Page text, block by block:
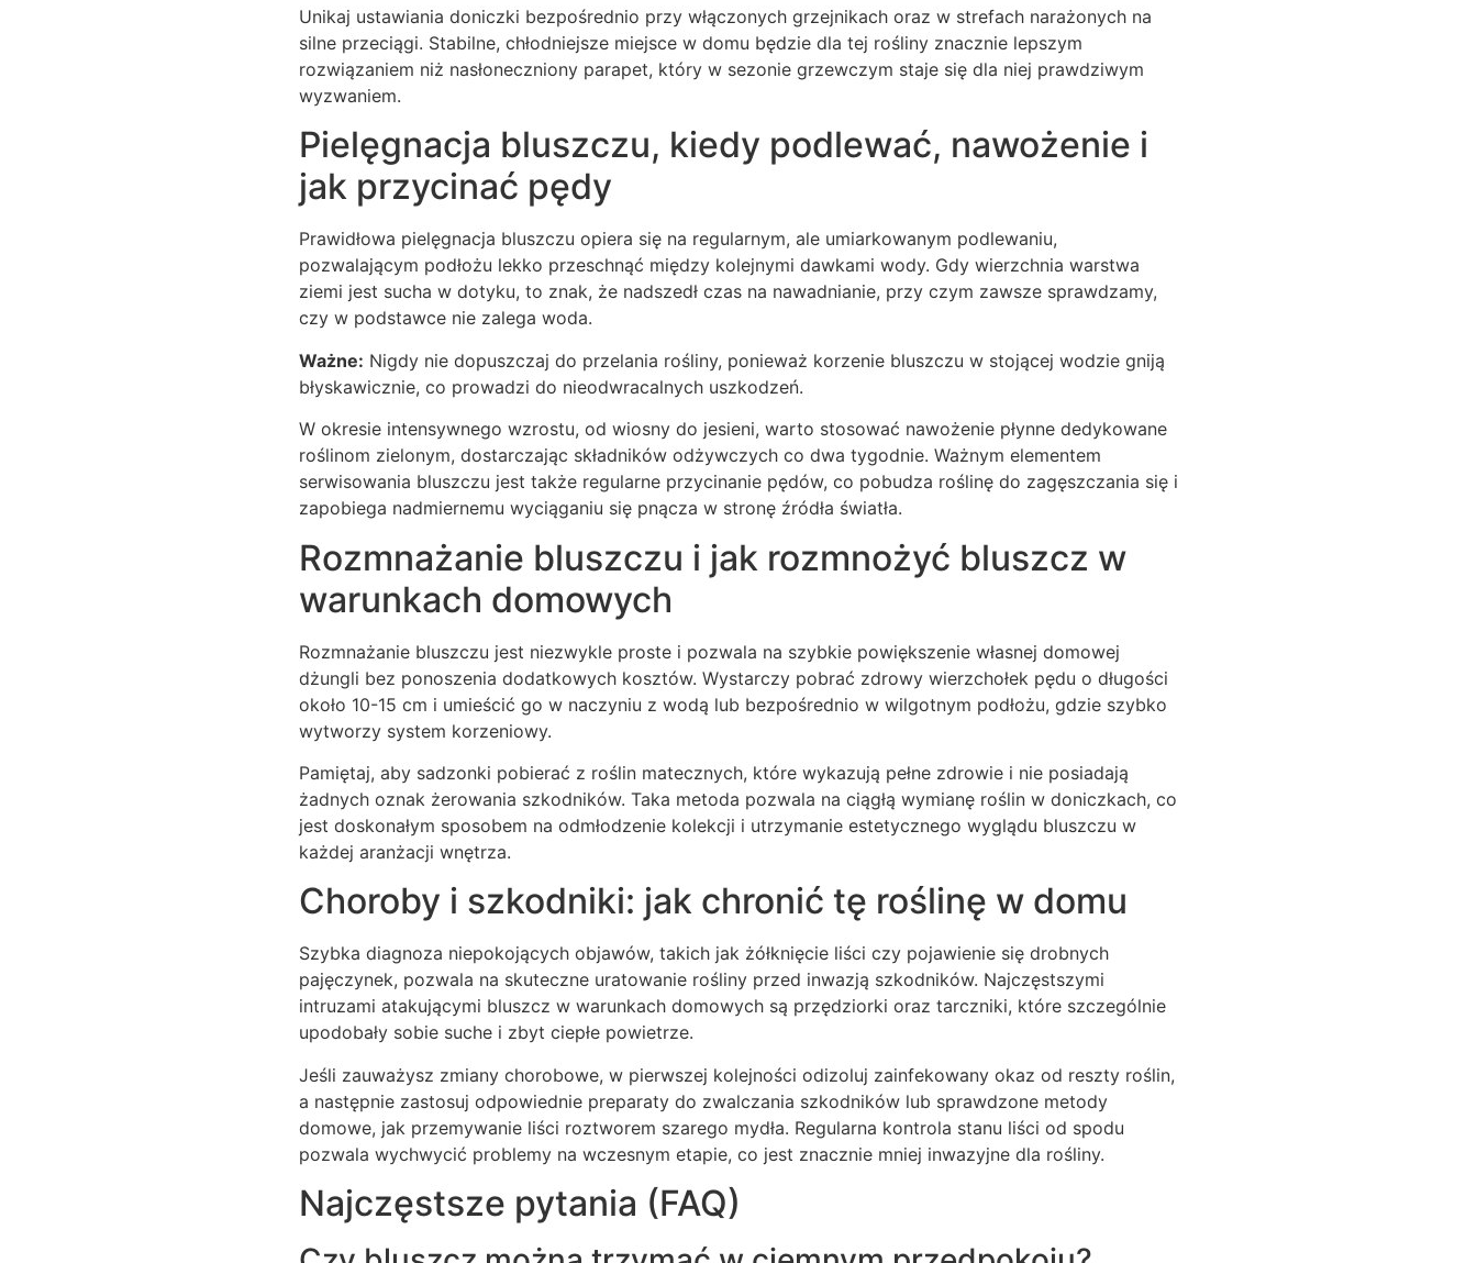
Unikaj ustawiania doniczki bezpośrednio przy włączonych grzejnikach oraz w strefach narażonych na
silne przeciągi. Stabilne, chłodniejsze miejsce w domu będzie dla tej rośliny znacznie lepszym
rozwiązaniem niż nasłoneczniony parapet, który w sezonie grzewczym staje się dla niej prawdziwym
wyzwaniem.
Pielęgnacja bluszczu, kiedy podlewać, nawożenie i
jak przycinać pędy
Prawidłowa pielęgnacja bluszczu opiera się na regularnym, ale umiarkowanym podlewaniu,
pozwalającym podłożu lekko przeschnąć między kolejnymi dawkami wody. Gdy wierzchnia warstwa
ziemi jest sucha w dotyku, to znak, że nadszedł czas na nawadnianie, przy czym zawsze sprawdzamy,
czy w podstawce nie zalega woda.
Ważne: Nigdy nie dopuszczaj do przelania rośliny, ponieważ korzenie bluszczu w stojącej wodzie gniją
błyskawicznie, co prowadzi do nieodwracalnych uszkodzeń.
W okresie intensywnego wzrostu, od wiosny do jesieni, warto stosować nawożenie płynne dedykowane
roślinom zielonym, dostarczając składników odżywczych co dwa tygodnie. Ważnym elementem
serwisowania bluszczu jest także regularne przycinanie pędów, co pobudza roślinę do zagęszczania się i
zapobiega nadmiernemu wyciąganiu się pnącza w stronę źródła światła.
Rozmnażanie bluszczu i jak rozmnożyć bluszcz w
warunkach domowych
Rozmnażanie bluszczu jest niezwykle proste i pozwala na szybkie powiększenie własnej domowej
dżungli bez ponoszenia dodatkowych kosztów. Wystarczy pobrać zdrowy wierzchołek pędu o długości
około 10-15 cm i umieścić go w naczyniu z wodą lub bezpośrednio w wilgotnym podłożu, gdzie szybko
wytworzy system korzeniowy.
Pamiętaj, aby sadzonki pobierać z roślin matecznych, które wykazują pełne zdrowie i nie posiadają
żadnych oznak żerowania szkodników. Taka metoda pozwala na ciągłą wymianę roślin w doniczkach, co
jest doskonałym sposobem na odmłodzenie kolekcji i utrzymanie estetycznego wyglądu bluszczu w
każdej aranżacji wnętrza.
Choroby i szkodniki: jak chronić tę roślinę w domu
Szybka diagnoza niepokojących objawów, takich jak żółknięcie liści czy pojawienie się drobnych
pajęczynek, pozwala na skuteczne uratowanie rośliny przed inwazją szkodników. Najczęstszymi
intruzami atakującymi bluszcz w warunkach domowych są przędziorki oraz tarczniki, które szczególnie
upodobały sobie suche i zbyt ciepłe powietrze.
Jeśli zauważysz zmiany chorobowe, w pierwszej kolejności odizoluj zainfekowany okaz od reszty roślin,
a następnie zastosuj odpowiednie preparaty do zwalczania szkodników lub sprawdzone metody
domowe, jak przemywanie liści roztworem szarego mydła. Regularna kontrola stanu liści od spodu
pozwala wychwycić problemy na wczesnym etapie, co jest znacznie mniej inwazyjne dla rośliny.
Najczęstsze pytania (FAQ)